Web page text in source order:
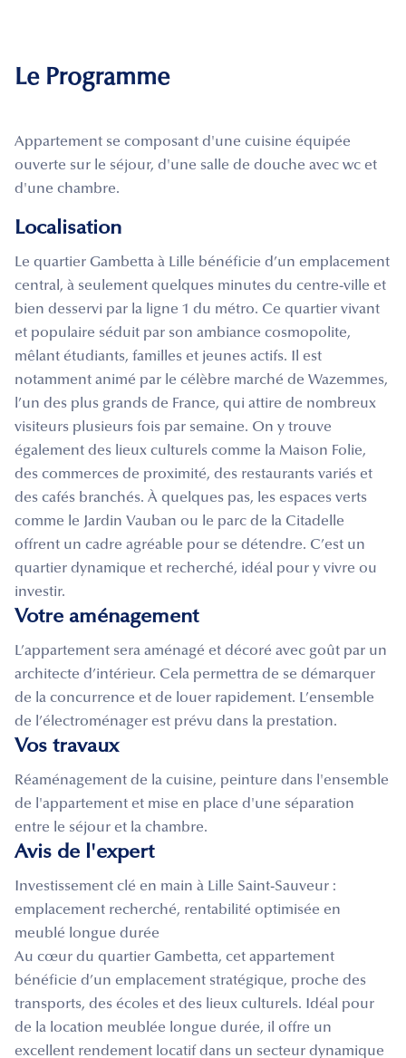
Le Programme
Appartement se composant d'une cuisine équipée
ouverte sur le séjour, d'une salle de douche avec wc et
d'une chambre.
Localisation
Le quartier Gambetta à Lille bénéficie d’un emplacement
central, à seulement quelques minutes du centre-ville et
bien desservi par la ligne 1 du métro. Ce quartier vivant
et populaire séduit par son ambiance cosmopolite,
mêlant étudiants, familles et jeunes actifs. Il est
notamment animé par le célèbre marché de Wazemmes,
l’un des plus grands de France, qui attire de nombreux
visiteurs plusieurs fois par semaine. On y trouve
également des lieux culturels comme la Maison Folie,
des commerces de proximité, des restaurants variés et
des cafés branchés. À quelques pas, les espaces verts
comme le Jardin Vauban ou le parc de la Citadelle
offrent un cadre agréable pour se détendre. C’est un
quartier dynamique et recherché, idéal pour y vivre ou
investir.
Votre aménagement
L’appartement sera aménagé et décoré avec goût par un
architecte d’intérieur. Cela permettra de se démarquer
de la concurrence et de louer rapidement. L’ensemble
de l’électroménager est prévu dans la prestation.
Vos travaux
Réaménagement de la cuisine, peinture dans l'ensemble
de l'appartement et mise en place d'une séparation
entre le séjour et la chambre.
Avis de l'expert
Investissement clé en main à Lille Saint-Sauveur :
emplacement recherché, rentabilité optimisée en
meublé longue durée
Au cœur du quartier Gambetta, cet appartement
bénéficie d’un emplacement stratégique, proche des
transports, des écoles et des lieux culturels. Idéal pour
de la location meublée longue durée, il offre un
excellent rendement locatif dans un secteur dynamique